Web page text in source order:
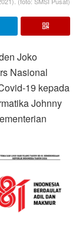
Joko
Nasional
19 kepada
Johnny